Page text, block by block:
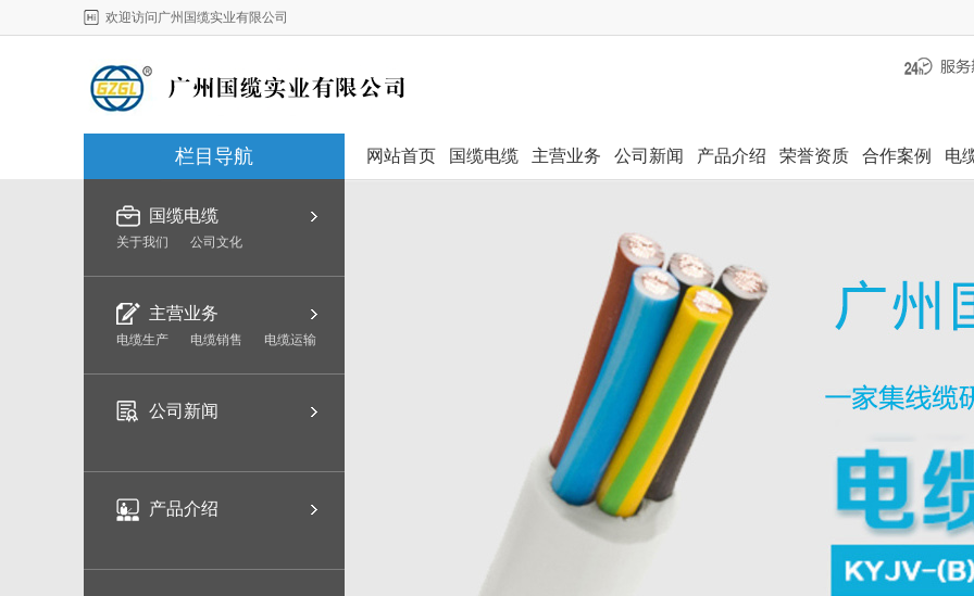
欢迎访问广州国缆实业有限公司
栏目导航 网站首页 国缆电缆 主营业务 公司新闻 产品介绍 荣誉资质 合作案例 电
国缆电缆
关于我们 公司文化
主营业务
电缆生产 电缆销售 电缆运输
公司新闻
产品介绍